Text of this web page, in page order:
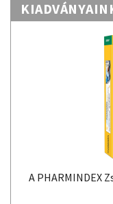
A PHARMINDEX